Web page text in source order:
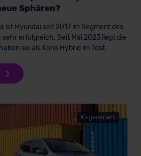
Sphären?
ist Hyundai seit 2017 im Segment des
sehr erfolgreich. Seit Mai 2023 liegt die
sie als Kona Hybrid im Test.
KI-generiert